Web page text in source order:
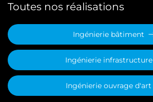
Toutes nos réalisations
Ingénierie bâtiment
Ingénierie infrastructure
Ingénierie ouvrage d'art